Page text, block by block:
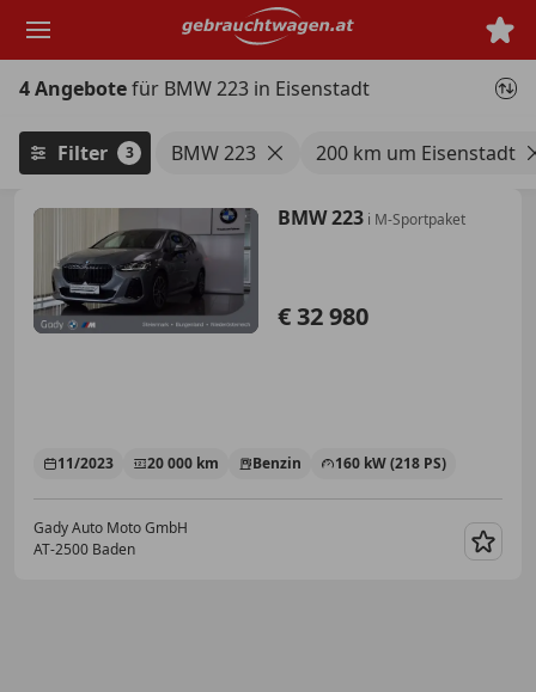
Hauptinhalt
4 Angebotefür BMW 223 in Eisenstadt
Filter 3 BMW 223 200 km um Eisenstadt
BMW 223 i M-Sportpaket
€ 32 980
11/2023 20 000 km Benzin 160 kW (218 PS)
Gady Auto Moto GmbH
AT-2500 Baden